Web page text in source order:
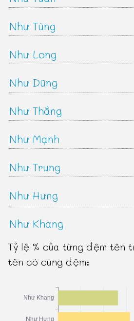
Như Tùng
Như Long
Như Dũng
Như Thắng
Như Mạnh
Như Trung
Như Hưng
Như Khang
Tỷ lệ % của từng đệm tên
tên có cùng đệm: